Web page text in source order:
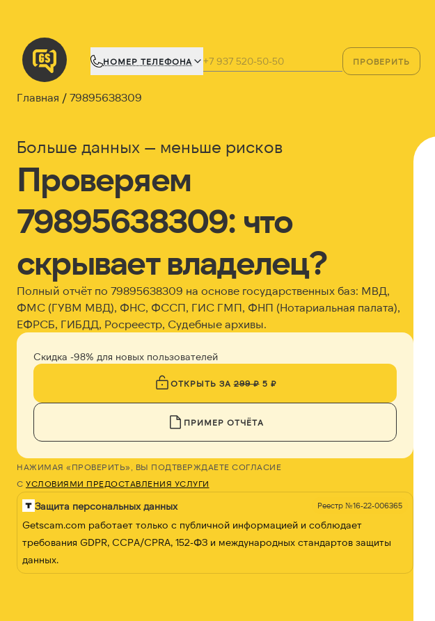
НОМЕР ТЕЛЕФОНА ПРОВЕРИТЬ
Главная 79895638309
Больше данных — меньше рисков
Проверяем
79895638309: что
скрывает владелец?
Полный отчёт по 79895638309 на основе государственных баз: МВД,
ФМС (ГУВМ МВД), ФНС, ФССП, ГИС ГМП, ФНП (Нотариальная палата),
ЕФРСБ, ГИБДД, Росреестр, Судебные архивы.
Скидка -98% для новых пользователей
ОТКРЫТЬ ЗА299 ₽5 ₽
ПРИМЕР ОТЧЁТА
НАЖИМАЯ «ПРОВЕРИТЬ», ВЫ ПОДТВЕРЖДАЕТЕ СОГЛАСИЕ
С УСЛОВИЯМИ ПРЕДОСТАВЛЕНИЯ УСЛУГИ
Защита персональных данных Реестр №16-22-006365
Getscam.com работает только с публичной информацией и соблюдает
требования GDPR, CCPA/CPRA, 152-ФЗ и международных стандартов защиты
данных.